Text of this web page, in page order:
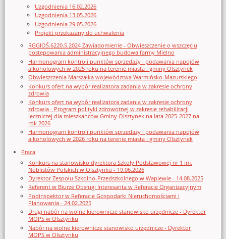
Uzgodnienia 16.02.2026
Uzgodnienia 13.05.2026
Uzgodnienia 29.05.2026
Projekt przekazany do uchwalenia
RGGIOŚ.6220.5.2024 Zawiadomienie - Obwieszczenie o wszczęciu
postępowania administracyjnego budowa farmy Mielno
Harmonogram kontroli punktów sprzedaży i podawania napojów
alkoholowych w 2025 roku na terenie miasta i gminy Olsztynek
Obwieszczenia Marszałka województwa Warmińsko-Mazurskiego
Konkurs ofert na wybór realizatora zadania w zakresie ochrony
zdrowia
Konkurs ofert na wybór realizatora zadania w zakresie ochrony
zdrowia - Program polityki zdrowotnej w zakresie rehabilitacji
leczniczej dla mieszkańców Gminy Olsztynek na lata 2025-2027 na
rok 2026
Harmonogram kontroli punktów sprzedaży i podawania napojów
alkoholowych w 2026 roku na terenie miasta i gminy Olsztynek
Praca
Konkurs na stanowisko dyrektora Szkoły Podstawowej nr 1 im.
Noblistów Polskich w Olsztynku - 19.06.2026
Dyrektor Zespołu Szkolno-Przedszkolnego w Waplewie - 14.08.2025
Referent w Biurze Obsługi Interesanta w Referacie Organizacyjnym
Podinspektor w Referacie Gospodarki Nieruchomościami i
Planowania - 24.02.2025
Drugi nabór na wolne kierownicze stanowisko urzędnicze - Dyrektor
MOPS w Olsztynku
Nabór na wolne kierownicze stanowisko urzędnicze - Dyrektor
MOPS w Olsztynku